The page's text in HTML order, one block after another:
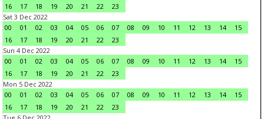
16
17 18 19 20 21 22
23
Sat 3 Dec 2022
00
01 02 03 04 05 06 07 08 09 10 11 12 13 14
15
16
17 18 19 20 21 22
23
Sun 4 Dec 2022
00
01 02 03 04 05 06 07 08 09 10 11 12 13 14
15
16
17 18 19 20 21 22
23
Mon 5 Dec 2022
00
01 02 03 04 05 06 07 08 09 10 11 12 13 14
15
16
17 18 19 20 21 22
23